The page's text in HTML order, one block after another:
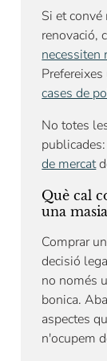
Si et
renovació,
necessiten
cases de
No totes
de mercat
Què cal
una
Comprar
decisió
no només
bonica.
aspectes
n'ocupem